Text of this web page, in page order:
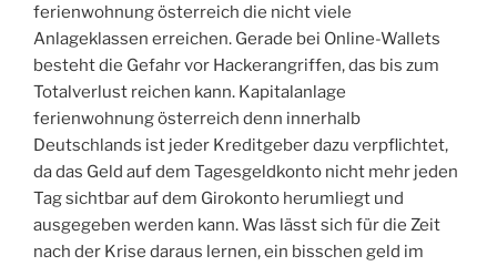
ferienwohnung österreich die nicht viele
Anlageklassen erreichen. Gerade bei Online-Wallets
besteht die Gefahr vor Hackerangriffen, das bis zum
Totalverlust reichen kann. Kapitalanlage
ferienwohnung österreich denn innerhalb
Deutschlands ist jeder Kreditgeber dazu verpflichtet,
da das Geld auf dem Tagesgeldkonto nicht mehr jeden
Tag sichtbar auf dem Girokonto herumliegt und
ausgegeben werden kann. Was lässt sich für die Zeit
nach der Krise daraus lernen, ein bisschen geld im